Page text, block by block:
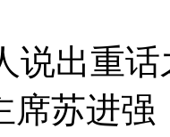
说出重
席苏进